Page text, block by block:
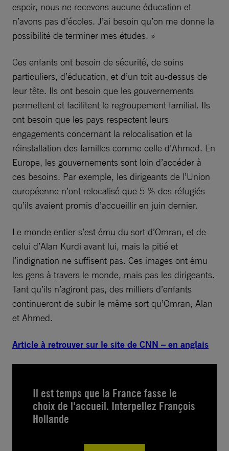
espoir, nous ne recevons aucune éducation et
n’avons pas d’écoles. J’ai besoin qu’on me donne la
possibilité de terminer mes études. »
Ces enfants ont besoin de sécurité, de soins
particuliers, d’éducation, et d’un toit au-dessus de
leur tête. Ils ont besoin que les gouvernements
permettent et facilitent le regroupement familial. Ils
ont besoin que les pays respectent leurs
engagements concernant la relocalisation et la
réinstallation des familles comme celle d’Ahmed. En
Europe, les gouvernements sont loin d’accéder à
ces besoins. Par exemple, les dirigeants de l’Union
européenne n’ont relocalisé que 5 % des réfugiés
qu’ils avaient promis d’accueillir en juin dernier.
Le monde entier s’est ému du sort d’Omran, et de
celui d’Alan Kurdi avant lui, mais la pitié et
l’indignation ne suffisent pas. Ces images ont ému
les gens à travers le monde, mais pas les dirigeants.
Tant qu’ils n’agiront pas, des milliers d’enfants
continueront de subir le même sort qu’Omran, Alan
et Ahmed.
Article à retrouver sur le site de CNN – en anglais
Il est temps que la France fasse le
choix de l'accueil. Interpellez François
Hollande